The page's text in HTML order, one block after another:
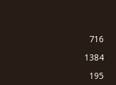
716
1384
195